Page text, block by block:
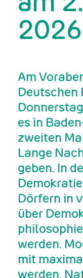
2026
Am
Deutschen
es in
zweiten
Lange
geben. In
Dörfern in
über
werden.
mit
werden.